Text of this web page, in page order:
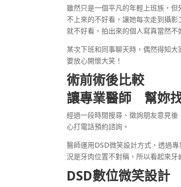
雖然只是一個平凡的年輕上班族，
不上來的不好看，讓她每次走到攝
就不好看，拍出來的個人寫真當然不
某次下班和同事聊天時，偶然得知
要放心開懷大笑！
術前術後比較
讓專業醫師 幫妳
經過一段時間搜尋、徵詢朋友意見
心打電話預約諮詢。
醫師運用DSD微笑設計方式，透過
況是牙肉位置不對稱，所以看起來
DSD數位微笑設計